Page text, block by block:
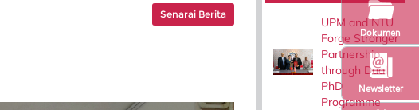
Newsletter
Dokumen
Senarai Berita
UPM and NTU
Forge Stronger
Partnership
through Dual
PhD
Programme